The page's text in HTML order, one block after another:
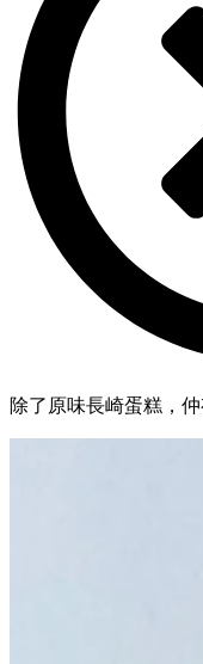
除了原味長崎蛋糕，